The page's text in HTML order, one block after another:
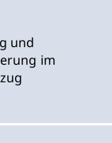
und
im